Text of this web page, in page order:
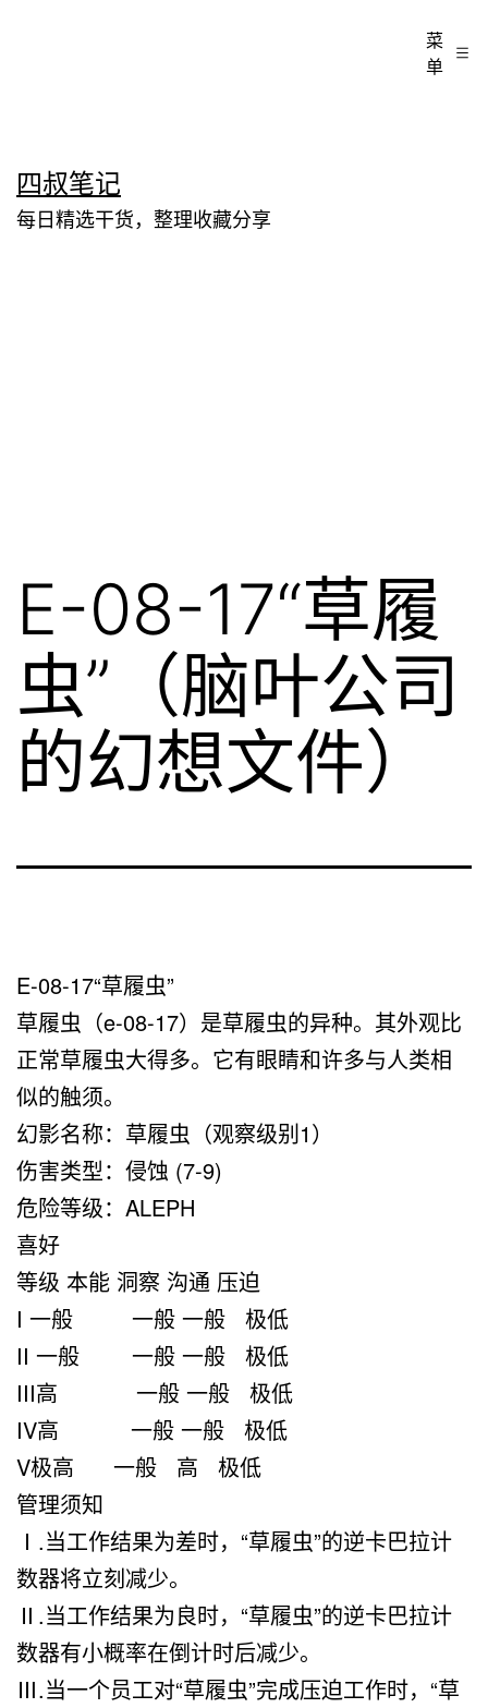
至
内
四叔笔记
每日精选干货，整理收藏分享
菜
单
E-08-17“草履
虫”（脑叶公司
的幻想文件）
E-08-17“草履虫”
草履虫（e-08-17）是草履虫的异种。其外观比
正常草履虫大得多。它有眼睛和许多与人类相
似的触须。
幻影名称：草履虫（观察级别1）
伤害类型：侵蚀 (7-9)
危险等级：ALEPH
喜好
等级 本能 洞察 沟通 压迫
I 一般 一般 一般 极低
II 一般 一般 一般 极低
III高 一般 一般 极低
IV高 一般 一般 极低
V极高 一般 高 极低
管理须知
Ⅰ.当工作结果为差时，“草履虫”的逆卡巴拉计
数器将立刻减少。
Ⅱ.当工作结果为良时，“草履虫”的逆卡巴拉计
数器有小概率在倒计时后减少。
Ⅲ.当一个员工对“草履虫”完成压迫工作时，“草